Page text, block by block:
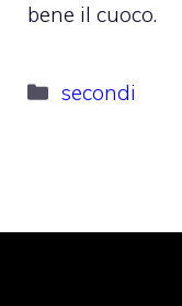
bene il cuoco.
Categorie
secondi